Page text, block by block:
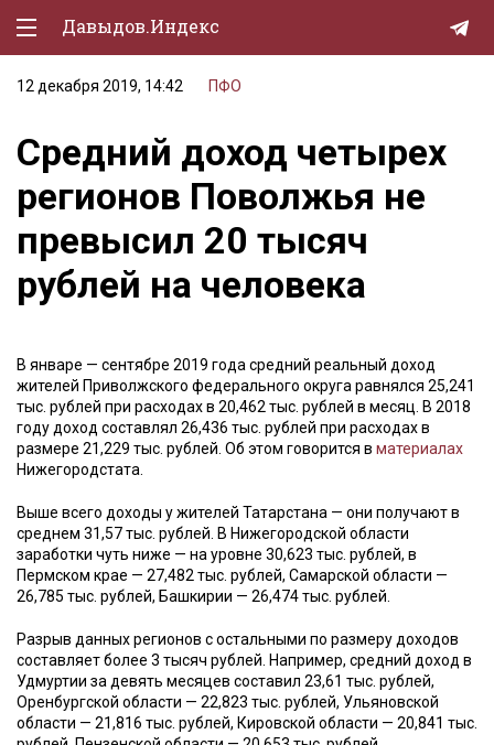
Давыдов.Индекс
Политическая жизнь
Экономика
Природа
Образование
Спорт
Lifestyle
Мурзилка
12 декабря 2019, 14:42 ПФО
Средний доход четырех
регионов Поволжья не
превысил 20 тысяч
рублей на человека
В январе — сентябре 2019 года средний реальный доход
жителей Приволжского федерального округа равнялся 25,241
тыс. рублей при расходах в 20,462 тыс. рублей в месяц. В 2018
году доход составлял 26,436 тыс. рублей при расходах в
размере 21,229 тыс. рублей. Об этом говорится в материалах
Нижегородстата.
Выше всего доходы у жителей Татарстана — они получают в
среднем 31,57 тыс. рублей. В Нижегородской области
заработки чуть ниже — на уровне 30,623 тыс. рублей, в
Пермском крае — 27,482 тыс. рублей, Самарской области —
26,785 тыс. рублей, Башкирии — 26,474 тыс. рублей.
Разрыв данных регионов с остальными по размеру доходов
составляет более 3 тысяч рублей. Например, средний доход в
Удмуртии за девять месяцев составил 23,61 тыс. рублей,
Оренбургской области — 22,823 тыс. рублей, Ульяновской
области — 21,816 тыс. рублей, Кировской области — 20,841 тыс.